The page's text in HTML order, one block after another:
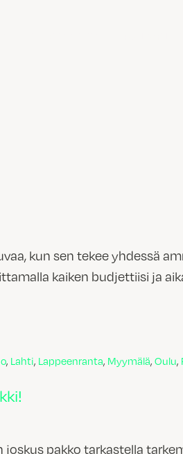
kun sen tekee yhdessä
kaiken budjettiisi ja
, Lahti, Lappeenranta, Myymälä, Oulu,
toimii
pakko tarkastella